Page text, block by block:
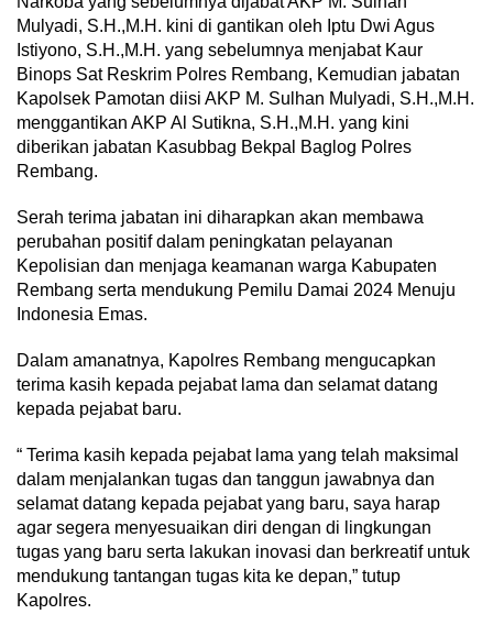
Mulyadi, S.H.,M.H. kini di gantikan oleh Iptu Dwi Agus
Istiyono, S.H.,M.H. yang sebelumnya menjabat Kaur
Binops Sat Reskrim Polres Rembang, Kemudian jabatan
Kapolsek Pamotan diisi AKP M. Sulhan Mulyadi, S.H.,M.H.
menggantikan AKP Al Sutikna, S.H.,M.H. yang kini
diberikan jabatan Kasubbag Bekpal Baglog Polres
Rembang.
Serah terima jabatan ini diharapkan akan membawa
perubahan positif dalam peningkatan pelayanan
Kepolisian dan menjaga keamanan warga Kabupaten
Rembang serta mendukung Pemilu Damai 2024 Menuju
Indonesia Emas.
Dalam amanatnya, Kapolres Rembang mengucapkan
terima kasih kepada pejabat lama dan selamat datang
kepada pejabat baru.
“ Terima kasih kepada pejabat lama yang telah maksimal
dalam menjalankan tugas dan tanggun jawabnya dan
selamat datang kepada pejabat yang baru, saya harap
agar segera menyesuaikan diri dengan di lingkungan
tugas yang baru serta lakukan inovasi dan berkreatif untuk
mendukung tantangan tugas kita ke depan,” tutup
Kapolres.